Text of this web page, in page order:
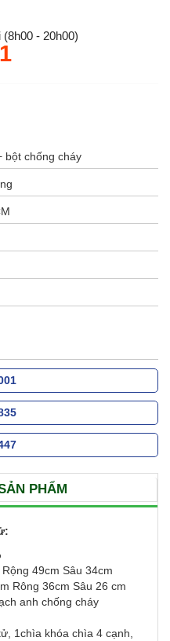
- 20h00)
bột chống cháy
PHẨM
49cm Sâu 34cm
Rông 36cm Sâu 26 cm
anh chống cháy
1chìa khóa chìa 4 cạnh,